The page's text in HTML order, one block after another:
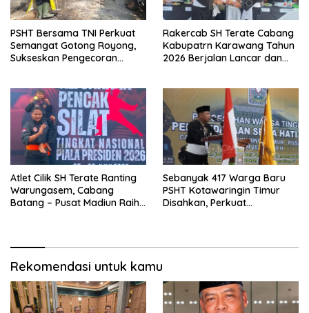
PSHT Bersama TNI Perkuat
Semangat Gotong Royong,
Sukseskan Pengecoran
Rakercab SH Terate Cabang
Kabupatrn Karawang Tahun
2026 Berjalan Lancar dan
Atlet Cilik SH Terate Ranting
Warungasem, Cabang
Batang – Pusat Madiun Raih
Sebanyak 417 Warga Baru
PSHT Kotawaringin Timur
Disahkan, Perkuat
Rekomendasi untuk kamu